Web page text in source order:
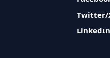
Twitter/
LinkedIn